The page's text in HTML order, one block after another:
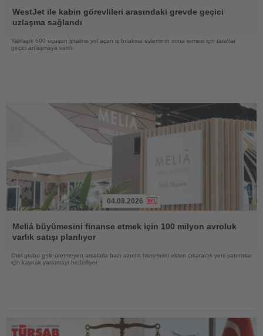
Oku
WestJet ile kabin görevlileri arasındaki grevde geçici
uzlaşma sağlandı
Yaklaşık 600 uçuşun iptaline yol açan iş bırakma eyleminin sona ermesi için taraflar
geçici anlaşmaya vardı
Oku
04.08.2026
Meliá büyümesini finanse etmek için 100 milyon avroluk
varlık satışı planlıyor
Otel grubu gelir üretmeyen arsalarla bazı azınlık hisselerini elden çıkararak yeni yatırımlar
için kaynak yaratmayı hedefliyor